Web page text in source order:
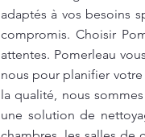
adaptés à vos besoins
compromis. Choisir
attentes. Pomerleau
nous pour planifier
la qualité, nous
une solution de